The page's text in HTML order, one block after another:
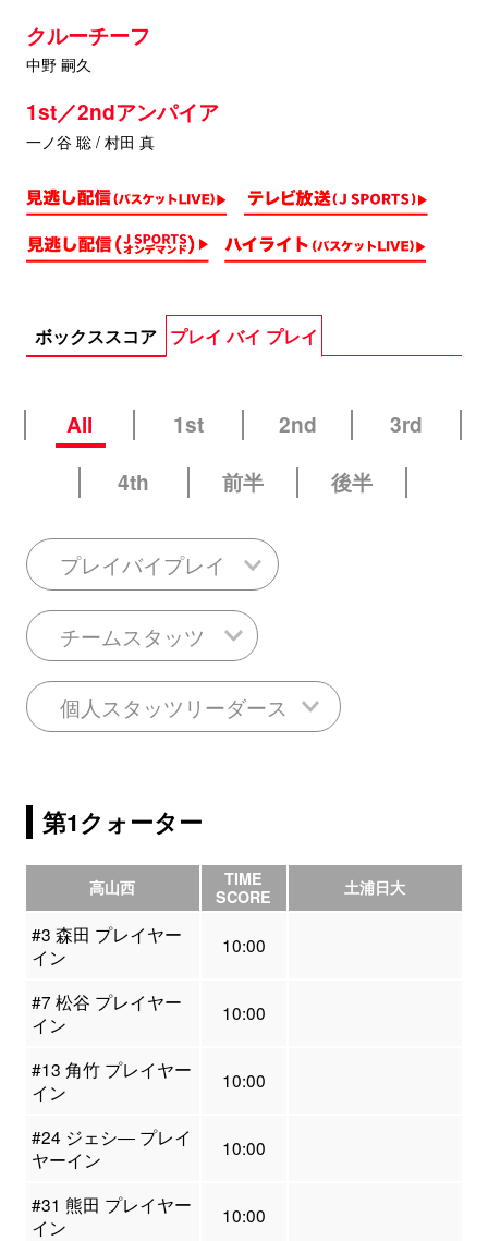
クルーチーフ
中野 嗣久
1st／2ndアンパイア
一ノ谷 聡 / 村田 真
ボックススコア プレイ バイ プレイ
All 1st 2nd
3rd
4th
前半 後半
プレイバイプレイ
チームスタッツ
個人スタッツリーダース
第1クォーター
高山西
TIME
SCORE
土浦日大
#3 森田 プレイヤー
イン
10:00
#7 松谷 プレイヤー
イン
10:00
#13 角竹 プレイヤー
イン
10:00
#24 ジェシ― プレイ
ヤーイン
10:00
#31 熊田 プレイヤー
イン
10:00